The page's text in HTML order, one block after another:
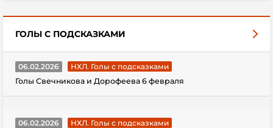
ГОЛЫ С ПОДСКАЗКАМИ
06.02.2026
НХЛ. Голы с подсказками
Голы Свечникова и Дорофеева 6 февраля
06.02.2026
НХЛ. Голы с подсказками